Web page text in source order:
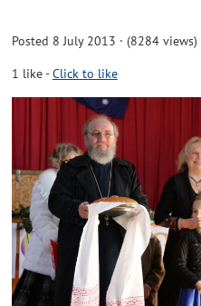
Posted 8 July 2013 · (8284 views)
1 like-Click to like